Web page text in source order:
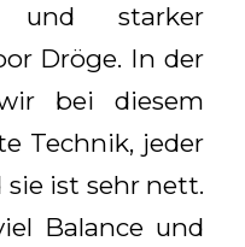
und starker
Dröge. In der
bei diesem
Technik, jeder
ist sehr nett.
Balance und